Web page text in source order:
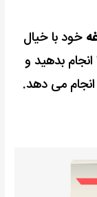
خود با خیال
بدهید و
می دهد.